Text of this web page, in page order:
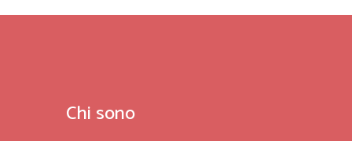
Chi sono